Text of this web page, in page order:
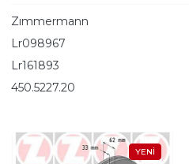
Zımmermann
Lr098967
Lr161893
450.5227.20